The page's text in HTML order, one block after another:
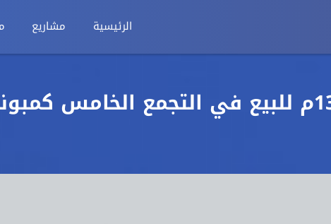
الرئيسية مشاريع
بمقدم 400 الف شقة 130م للبيع في التجمع الخامس